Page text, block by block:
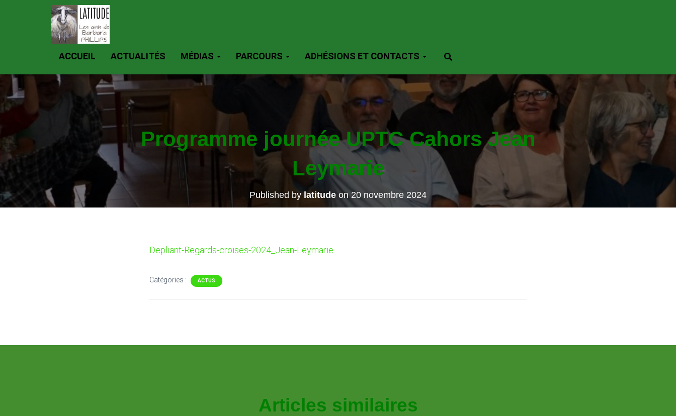
ACCUEIL ACTUALITÉS MÉDIAS PARCOURS ADHÉSIONS ET CONTACTS
Programme journée UPTC Cahors Jean
Leymarie
Published by latitude on20 novembre 2024
Depliant-Regards-croises-2024_Jean-Leymarie
Catégories : ACTUS
Articles similaires